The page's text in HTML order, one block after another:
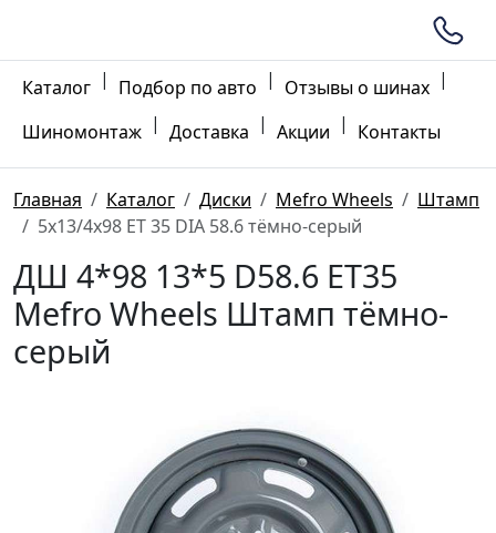
Каталог | Подбор по авто | Отзывы о шинах |
Шиномонтаж | Доставка | Акции | Контакты
Главная Каталог Диски Mefro Wheels
Штамп
5x13/4x98 ET 35 DIA 58.6 тёмно-серый
ДШ 4*98 13*5 D58.6 ET35
Mefro Wheels Штамп тёмно-
серый